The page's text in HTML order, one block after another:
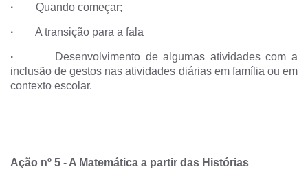
· Quando começar;
· A transição para a fala
·
Desenvolvimento de algumas atividades com a
inclusão de gestos nas atividades diárias em família ou em
contexto escolar.
Ação nº 5 - A Matemática a partir das Histórias